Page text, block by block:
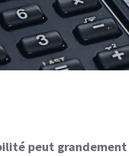
peut